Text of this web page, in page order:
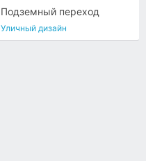
Подземный переход
Уличный дизайн